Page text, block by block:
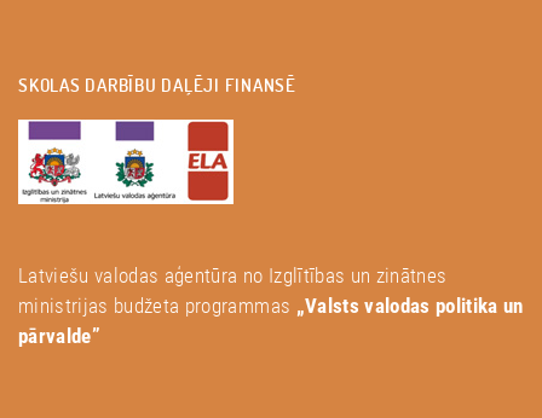
SKOLAS DARBĪBU DAĻĒJI FINANSĒ
Latviešu valodas aģentūra no Izglītības un zinātnes
ministrijas budžeta programmas „Valsts valodas politika un
pārvalde”